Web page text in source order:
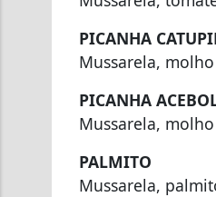
PICANHA
Mussarela,
PICANHA
Mussarela,
PALMITO
Mussarela,